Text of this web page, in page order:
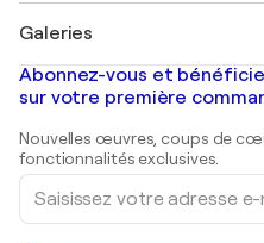
Banksy
Mr. Brainwash
Shepard Fairey
Tableaux abstraits à vendre
Peintures de paysage
Estampes
Peintures acryliques
Galeries
Galeries d'art en France
Galeries d'art en Belgique
Abonnez-vous et
sur votre première
Nouvelles œuvres, coups de
fonctionnalités exclusives.
Saisissez
votre
adresse